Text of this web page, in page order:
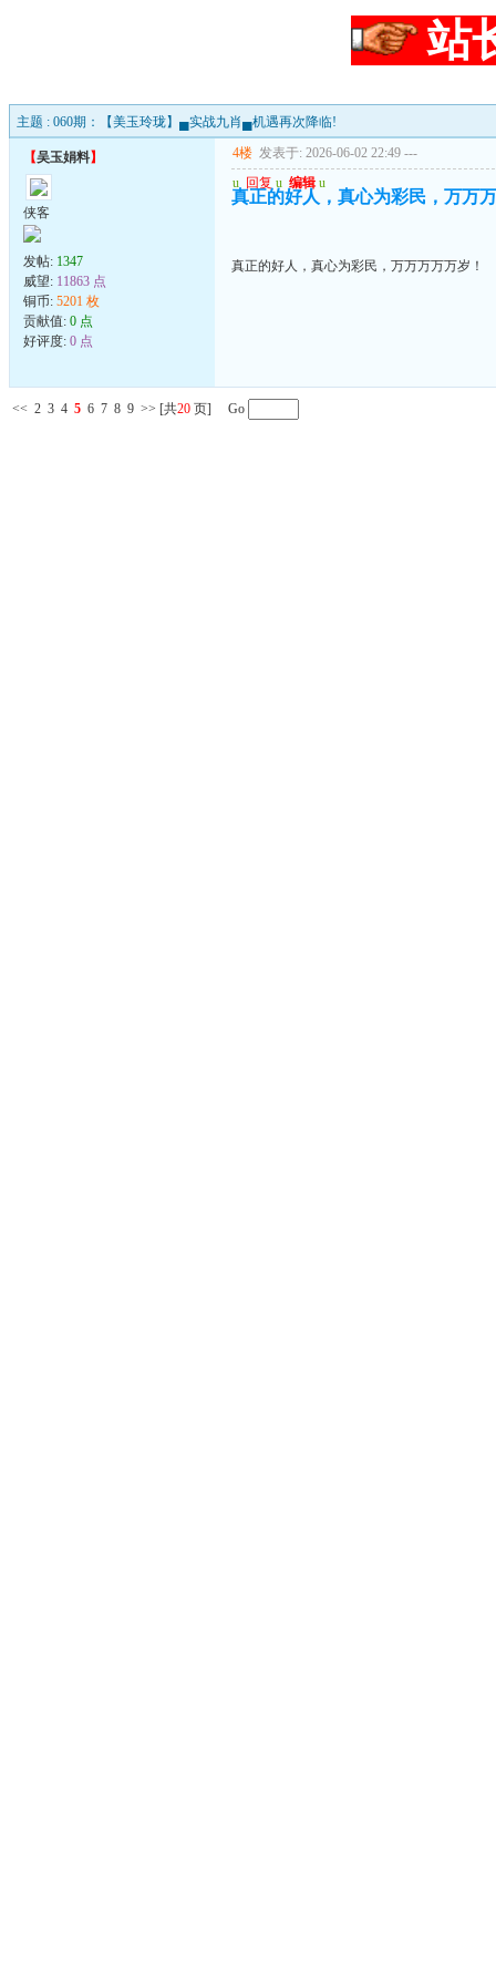
站
主题 : 060期：【美玉玲珑】▄实战九肖▄机遇再次降临!
【吴玉娟料】
侠客
发帖: 1347
威望: 11863 点
铜币: 5201 枚
贡献值: 0 点
好评度: 0 点
4楼 发表于: 2026-06-02 22:49 ---
u 回复 u 编辑 u
真正的好人，真心为彩民，万万
真正的好人，真心为彩民，万万万万万岁！
<< 2 3 4 5 6 7 8 9 >> [共20 页] Go